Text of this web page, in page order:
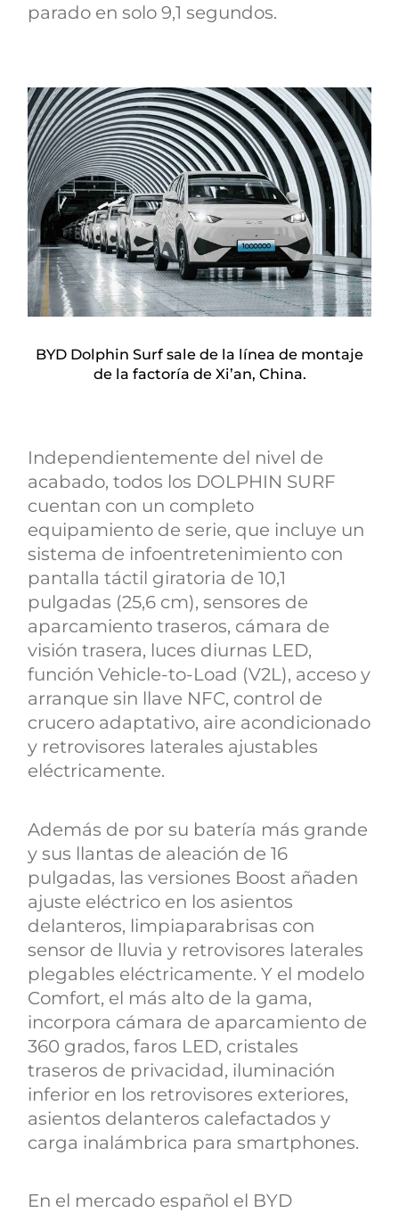
parado en solo 9,1 segundos.
BYD Dolphin Surf sale de la línea de montaje
de la factoría de Xi’an, China.
Independientemente del nivel de
acabado, todos los DOLPHIN SURF
cuentan con un completo
equipamiento de serie, que incluye un
sistema de infoentretenimiento con
pantalla táctil giratoria de 10,1
pulgadas (25,6 cm), sensores de
aparcamiento traseros, cámara de
visión trasera, luces diurnas LED,
función Vehicle-to-Load (V2L), acceso y
arranque sin llave NFC, control de
crucero adaptativo, aire acondicionado
y retrovisores laterales ajustables
eléctricamente.
Además de por su batería más grande
y sus llantas de aleación de 16
pulgadas, las versiones Boost añaden
ajuste eléctrico en los asientos
delanteros, limpiaparabrisas con
sensor de lluvia y retrovisores laterales
plegables eléctricamente. Y el modelo
Comfort, el más alto de la gama,
incorpora cámara de aparcamiento de
360 grados, faros LED, cristales
traseros de privacidad, iluminación
inferior en los retrovisores exteriores,
asientos delanteros calefactados y
carga inalámbrica para smartphones.
En el mercado español el BYD